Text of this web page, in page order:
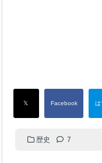
歴史 7